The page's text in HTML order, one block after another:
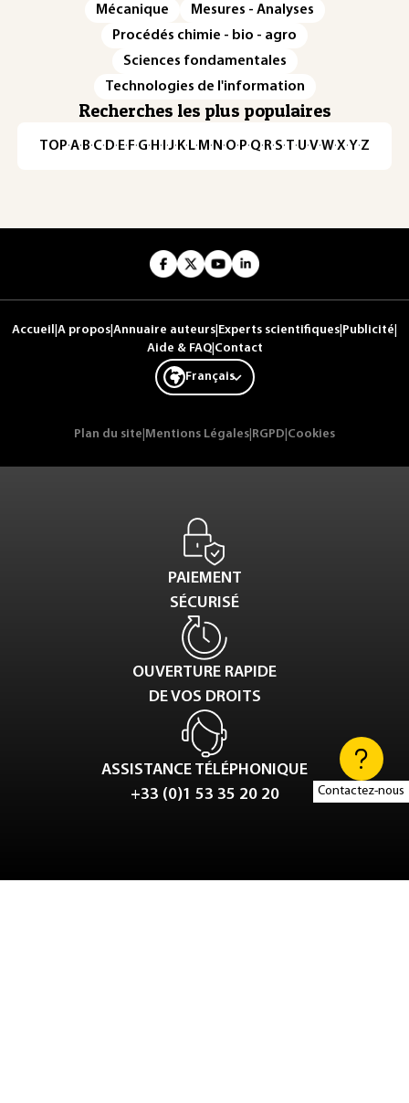
Contactez-nous
Mécanique
Mesures - Analyses
Procédés chimie - bio - agro
Sciences fondamentales
Technologies de l'information
Recherches les plus populaires
TOP·A·B·C· D· E· F·G· H · ·J· K· L· M · N ·O· P·Q· R·S·T·U·V·W·X·Y·Z
Accueil A propos Annuaire auteurs Experts scientifiques Publicité
Aide & FAQ| Contact
Français
Plan du site Mentions Légales RGPD Cookies
PAIEMENT
SÉCURISÉ
OUVERTURE RAPIDE
DE VOS DROITS
ASSISTANCE TÉLÉPHONIQUE
+33 (0)1 53 35 20 20